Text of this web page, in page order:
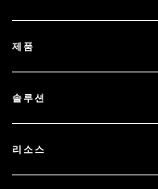
제품
SecurID
솔루션
다단계 인증
리소스